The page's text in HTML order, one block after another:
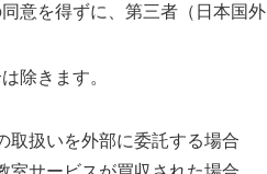
意を得ずに、第三者（日本国
除きます。
取扱いを外部に委託する場合